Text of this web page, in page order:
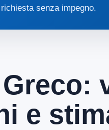
senza impegno.
e